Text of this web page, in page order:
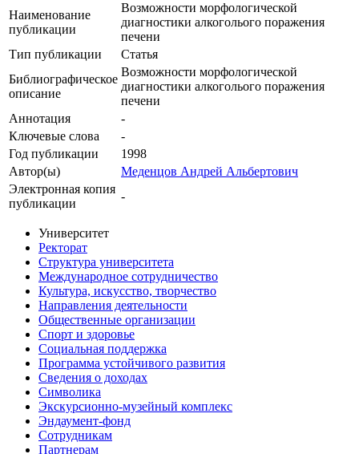
Наименование
публикации
Возможности морфологической
диагностики алкоголього поражения
печени
Тип публикации
Статья
Библиографическое
описание
Возможности морфологической
диагностики алкоголього поражения
печени
Аннотация
-
Ключевые cлова
-
Год публикации
1998
Автор(ы)
Меденцов Андрей Альбертович
Электронная копия
публикации
-
Университет
Ректорат
Структура университета
Международное сотрудничество
Культура, искусство, творчество
Направления деятельности
Общественные организации
Спорт и здоровье
Социальная поддержка
Программа устойчивого развития
Сведения о доходах
Символика
Экскурсионно-музейный комплекс
Эндаумент-фонд
Сотрудникам
Партнерам